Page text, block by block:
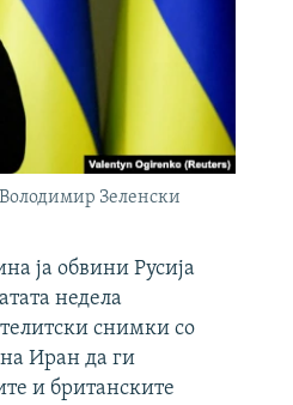
Зеленски
ја обвини Русија
недела
снимки со
Иран да ги
и британските